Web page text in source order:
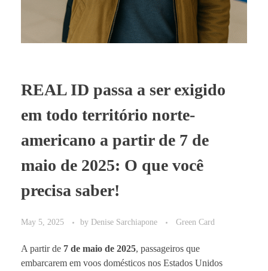
REAL ID passa a ser exigido
em todo território norte-
americano a partir de 7 de
maio de 2025: O que você
precisa saber!
May 5, 2025 by Denise Sarchiapone Green Card
A partir de 7 de maio de 2025, passageiros que
embarcarem em voos domésticos nos Estados Unidos